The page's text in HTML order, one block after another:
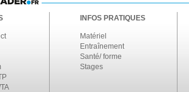
INFOS PRATIQUES
Matériel
Entraînement
Santé/ forme
Stages